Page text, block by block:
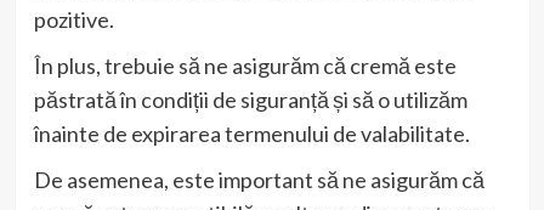
pozitive.
În plus, trebuie să ne asigurăm că cremă este
păstrată în condiții de siguranță și să o utilizăm
înainte de expirarea termenului de valabilitate.
De asemenea, este important să ne asigurăm că